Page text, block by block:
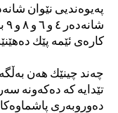
پەیوەندیی نێوان
کارەی ئێمە پێك
چەند چینێك هەن
تێدایە کە دەکەونە
دەوروبەری